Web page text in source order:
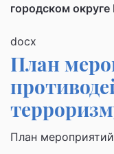
городском
docx
План
План